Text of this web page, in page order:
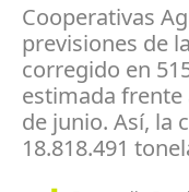
Cooperativas
previsiones de
corregido en
estimada frente
de junio. Así, la
18.818.491